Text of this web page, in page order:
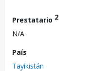
Prestatario 2
N/A
País
Tayikistán